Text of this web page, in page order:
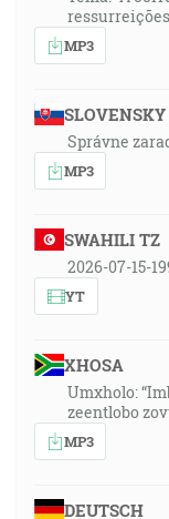
MP3
SLOVENSKY
Správne
MP3
SWAHILI TZ
2026-07-15-
YT
XHOSA
Umxholo:
zeentlobo
MP3
DEUTSCH